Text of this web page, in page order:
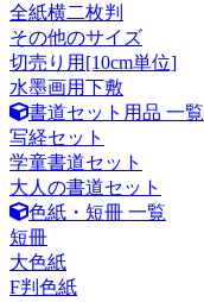
全紙横二枚判
その他のサイズ
切売り用[10cm単位]
水墨画用下敷
書道セット用品 一覧
写経セット
学童書道セット
大人の書道セット
色紙・短冊 一覧
短冊
大色紙
F判色紙